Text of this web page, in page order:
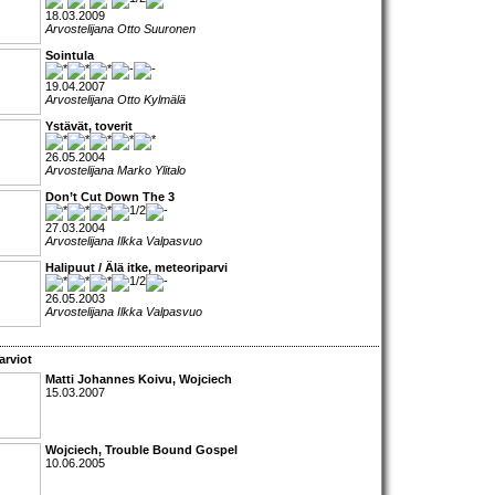
18.03.2009
Arvostelijana Otto Suuronen
Sointula
19.04.2007
Arvostelijana Otto Kylmälä
Ystävät, toverit
26.05.2004
Arvostelijana Marko Ylitalo
Don’t Cut Down The 3
27.03.2004
Arvostelijana Ilkka Valpasvuo
Halipuut / Älä itke, meteoriparvi
26.05.2003
Arvostelijana Ilkka Valpasvuo
Matti Johannes Koivu, Wojciech
15.03.2007
Wojciech, Trouble Bound Gospel
10.06.2005